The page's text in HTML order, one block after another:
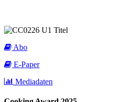
Abo
E-Paper
Mediadaten